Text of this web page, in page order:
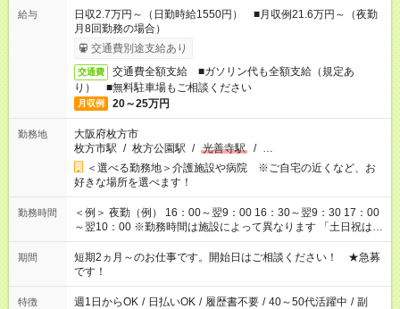
給与
日収2.7万円～（日勤時給1550円） ■月収例21.6万円～（夜勤
月8回勤務の場合）
交通費別途支給あり
交通費
交通費全額支給 ■ガソリン代も全額支給（規定あ
り） ■無料駐車場もご相談ください
月収例 20～25万円
勤務地
大阪府枚方市
枚方市駅 / 枚方公園駅 / 光善寺駅 / …
＜選べる勤務地＞介護施設や病院 ※ご自宅の近くなど、お
好きな場所を選べます！
勤務時間
＜例＞ 夜勤（例） 16：00～翌9：00 16：30～翌9：30 17：00
～翌10：00 ※勤務時間は施設によって異なります 「土日祝は休
みたい」 「しっかり稼ぎたい」 「もう少し遅い時間から始めた
い」など ご希望にあったお仕事をご案内いたします。 ※未経験
の方の場合は1～2ヶ月間は日中での仕事を経験いただき、 お
仕事に慣れてからの夜勤になります。 ★家庭の都合でお休みが
必要な場合も遠慮なくご相談ください。
期間
短期2ヵ月～のお仕事です。開始日はご相談ください！ ★急募
です！
特徴 週1日からOK / 日払いOK / 履歴書不要 / 40～50代活躍中 / 副